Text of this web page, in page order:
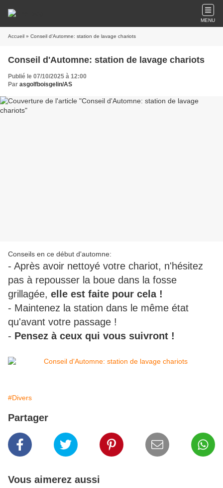
MENU
Accueil » Conseil d'Automne: station de lavage chariots
Conseil d'Automne: station de lavage chariots
Publié le 07/10/2025 à 12:00
Par asgolfboisgelin/AS
Conseils en ce début d'automne:
- Après avoir nettoyé votre chariot, n'hésitez
pas à repousser la boue dans la fosse
grillagée, elle est faite pour cela !
- Maintenez la station dans le même état
qu'avant votre passage !
- Pensez à ceux qui vous suivront !
#Divers
Partager
Vous aimerez aussi